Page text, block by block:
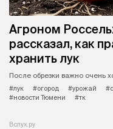
Агроном
рассказал, как
хранить лук
После обрезки важно очень
#лук
#огород #урожай
#новости Тюмени
#тк
Вслух.ру